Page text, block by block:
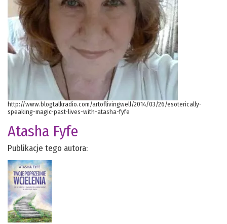
http://www.blogtalkradio.com/artoflivingwell/2014/03/26/esoterically-
speaking-magic-past-lives-with-atasha-fyfe
Atasha Fyfe
Publikacje tego autora: